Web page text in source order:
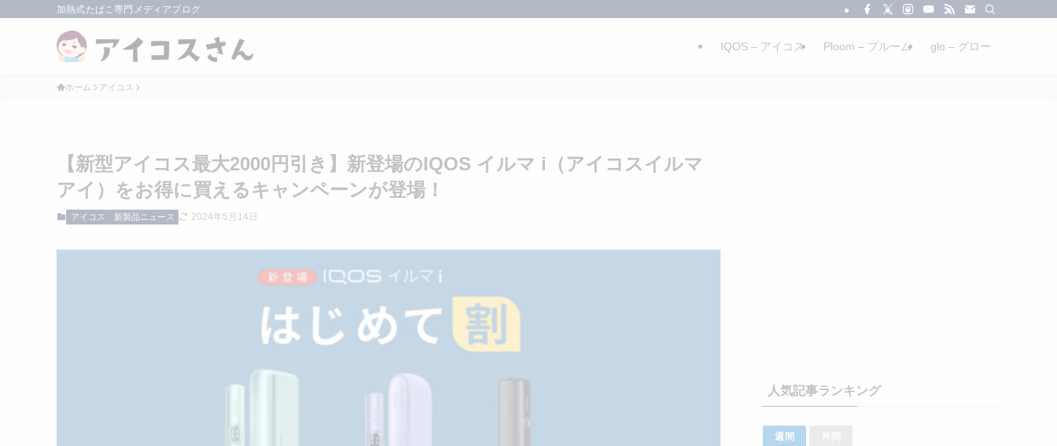
加熱式たばこ専門メディアブログ
IQOS – アイコス Ploom – プルーム glo – グロー
ホーム アイコス
【新型アイコス最大2000円引き】新登場のIQOS イルマ i（アイコスイルマ
アイ）をお得に買えるキャンペーンが登場！
アイコス 新製品ニュース 2024年5月14日
人気記事ランキング
週間